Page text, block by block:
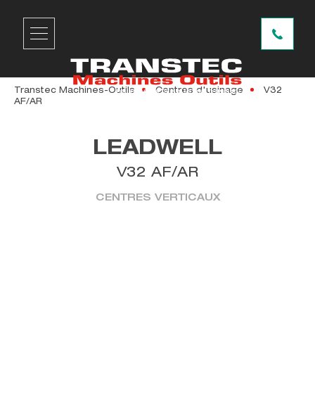
Transtec Machines-Outils Centres d'usinage
V32
AF/AR
LEADWELL
V32 AF/AR
CENTRES VERTICAUX